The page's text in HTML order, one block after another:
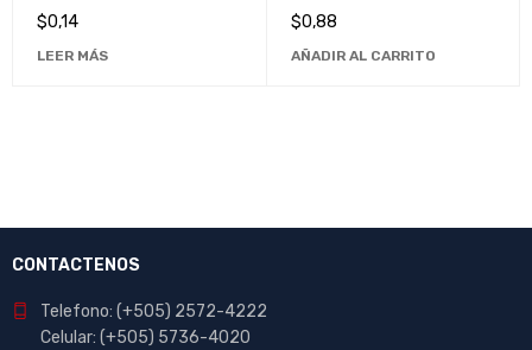
$0,14
LEER MÁS
$0,88
AÑADIR AL CARRITO
CONTACTENOS
Telefono: (+505) 2572-4222
Celular: (+505) 5736-4020